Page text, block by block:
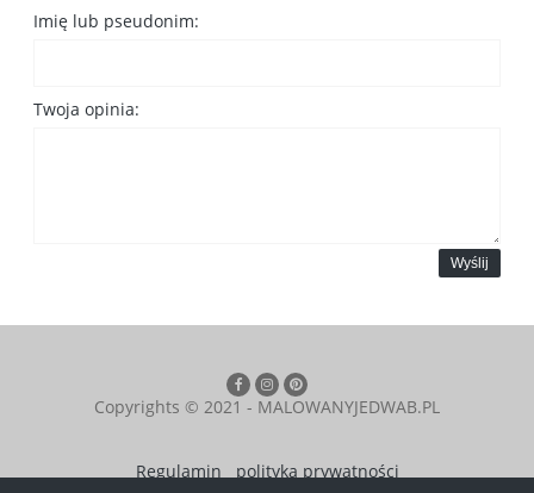
Imię lub pseudonim:
Twoja opinia:
Wyślij
Copyrights © 2021 - MALOWANYJEDWAB.PL
Regulamin polityka prywatności